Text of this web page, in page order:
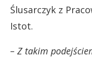
Ślusarczyk z
Istot.
– Z takim